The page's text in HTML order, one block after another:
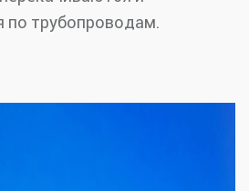
по трубопроводам.